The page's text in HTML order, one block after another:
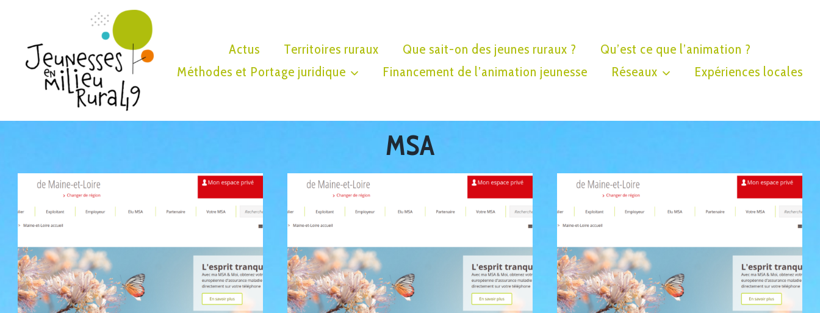
Actus Territoires ruraux Que sait-on des jeunes ruraux ?
Qu’est ce que l’animation ?
Méthodes et Portage juridique
Financement de l’animation jeunesse Réseaux Expériences locales
MSA